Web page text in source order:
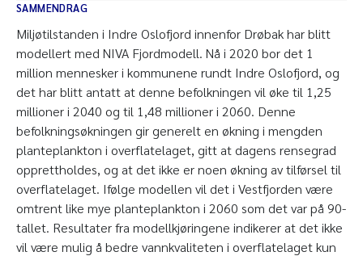
SAMMENDRAG
Miljøtilstanden i Indre Oslofjord innenfor Drøbak har blitt
modellert med NIVA Fjordmodell. Nå i 2020 bor det 1
million mennesker i kommunene rundt Indre Oslofjord, og
det har blitt antatt at denne befolkningen vil øke til 1,25
millioner i 2040 og til 1,48 millioner i 2060. Denne
befolkningsøkningen gir generelt en økning i mengden
planteplankton i overflatelaget, gitt at dagens rensegrad
opprettholdes, og at det ikke er noen økning av tilførsel til
overflatelaget. Ifølge modellen vil det i Vestfjorden være
omtrent like mye planteplankton i 2060 som det var på 90-
tallet. Resultater fra modellkjøringene indikerer at det ikke
vil være mulig å bedre vannkvaliteten i overflatelaget kun